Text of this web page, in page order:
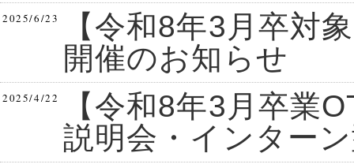
2025/6/23
【令和8年3月卒対
開催のお知らせ
2025/4/22
【令和8年3月卒業
説明会・インター